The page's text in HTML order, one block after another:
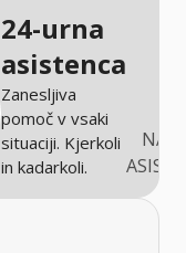
24-urna
asistenca
Zanesljiva
pomoč v vsaki
situaciji. Kjerkoli
in kadarkoli.